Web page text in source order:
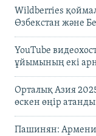
Wildberries
Өзбекстан және
YouTube
ұйымының екі
Орталық Азия
өскен өңір атанды
Пашинян: